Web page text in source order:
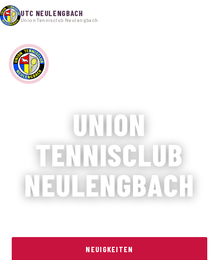
UTC NEULENGBACH
Union Tennisclub Neulengbach
Startseite
Neuigkeiten
Tenniscamps 2026
Über uns
UNION
TENNISCLUB
NEULENGBACH
NEUIGKEITEN